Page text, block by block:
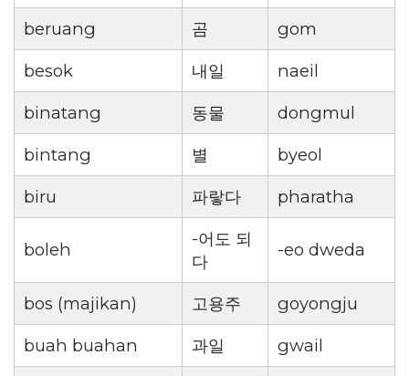
beruang 곰
gom
besok
내일
naeil
binatang
동물
dongmul
bintang
별
byeol
biru
파랗다 pharatha
boleh
-어도 되
다
-eo dweda
bos (majikan) 고용주
goyongju
buah buahan
과일
gwail